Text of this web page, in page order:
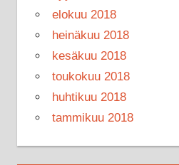
elokuu 2018
heinäkuu 2018
kesäkuu 2018
toukokuu 2018
huhtikuu 2018
tammikuu 2018